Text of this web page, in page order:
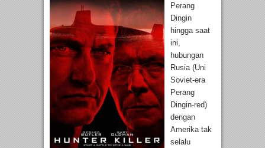
Perang
Dingin
hingga saat
ini,
hubungan
Rusia (Uni
Soviet-era
Perang
Dingin-red)
dengan
Amerika tak
selalu